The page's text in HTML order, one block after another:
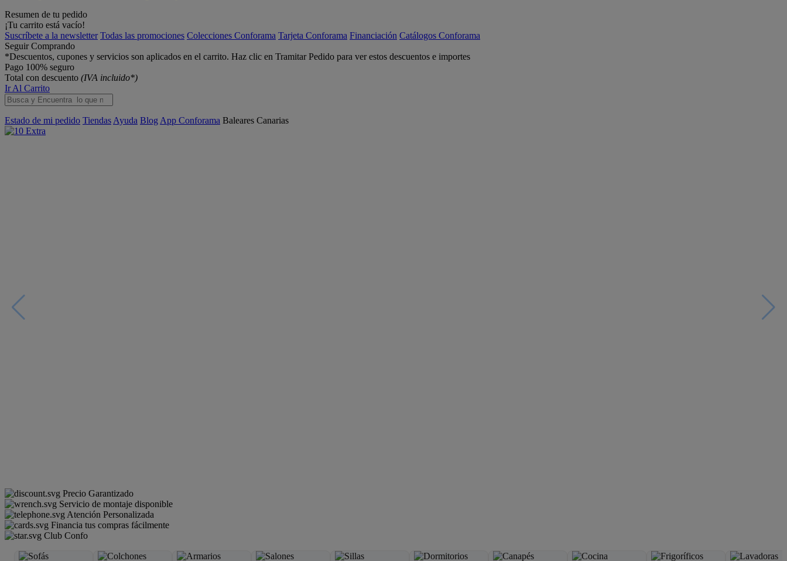
Resumen de tu pedido
¡Tu carrito está vacío!
Suscríbete a la newsletter Todas las promociones Colecciones Conforama Tarjeta Conforama Financiación Catálogos Conforama
Seguir Comprando
*Descuentos, cupones y servicios son aplicados en el carrito. Haz clic en Tramitar Pedido para ver estos descuentos e importes
Pago 100% seguro
Total con descuento (IVA incluido*)
Ir Al Carrito
Estado de mi pedido Tiendas Ayuda Blog App Conforama Baleares Canarias
Precio Garantizado
Servicio de montaje disponible
Atención Personalizada
Financia tus compras fácilmente
Club Confo